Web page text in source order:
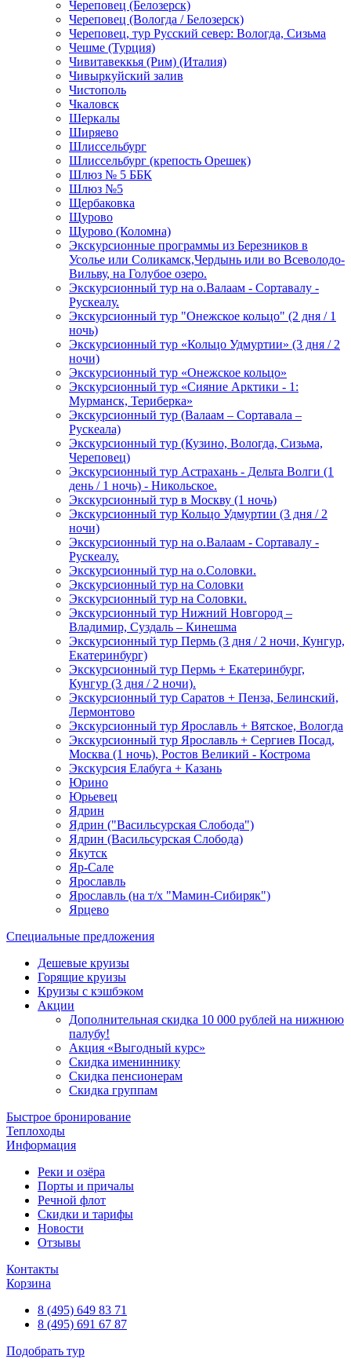
Череповец (Белозерск)
Череповец (Вологда / Белозерск)
Череповец, тур Русский север: Вологда, Сизьма
Чешме (Турция)
Чивитавеккья (Рим) (Италия)
Чивыркуйский залив
Чистополь
Чкаловск
Шеркалы
Ширяево
Шлиссельбург
Шлиссельбург (крепость Орешек)
Шлюз № 5 ББК
Шлюз №5
Щербаковка
Щурово
Щурово (Коломна)
Экскурсионные программы из Березников в
Усолье или Соликамск,Чердынь или во Всеволодо-
Вильву, на Голубое озеро.
Экскурсионный тур на о.Валаам - Сортавалу -
Рускеалу.
Экскурсионный тур "Онежское кольцо" (2 дня / 1
ночь)
Экскурсионный тур «Кольцо Удмуртии» (3 дня / 2
ночи)
Экскурсионный тур «Онежское кольцо»
Экскурсионный тур «Сияние Арктики - 1:
Мурманск, Териберка»
Экскурсионный тур (Валаам – Сортавала –
Рускеала)
Экскурсионный тур (Кузино, Вологда, Сизьма,
Череповец)
Экскурсионный тур Астрахань - Дельта Волги (1
день / 1 ночь) - Никольское.
Экскурсионный тур в Москву (1 ночь)
Экскурсионный тур Кольцо Удмуртии (3 дня / 2
ночи)
Экскурсионный тур на о.Валаам - Сортавалу -
Рускеалу.
Экскурсионный тур на о.Соловки.
Экскурсионный тур на Соловки
Экскурсионный тур на Соловки.
Экскурсионный тур Нижний Новгород –
Владимир, Суздаль – Кинешма
Экскурсионный тур Пермь (3 дня / 2 ночи, Кунгур,
Екатеринбург)
Экскурсионный тур Пермь + Екатеринбург,
Кунгур (3 дня / 2 ночи).
Экскурсионный тур Саратов + Пенза, Белинский,
Лермонтово
Экскурсионный тур Ярославль + Вятское, Вологда
Экскурсионный тур Ярославль + Сергиев Посад,
Москва (1 ночь), Ростов Великий - Кострома
Экскурсия Елабуга + Казань
Юрино
Юрьевец
Ядрин
Ядрин ("Васильсурская Слобода")
Ядрин (Васильсурская Слобода)
Якутск
Яр-Сале
Ярославль
Ярославль (на т/х "Мамин-Сибиряк")
Ярцево
Специальные предложения
Дешевые круизы
Горящие круизы
Круизы с кэшбэком
Акции
Дополнительная скидка 10 000 рублей на нижнюю
палубу!
Акция «Выгодный курс»
Скидка имениннику
Скидка пенсионерам
Скидка группам
Быстрое бронирование
Теплоходы
Информация
Реки и озёра
Порты и причалы
Речной флот
Скидки и тарифы
Новости
Отзывы
Контакты
Корзина
8 (495) 649 83 71
8 (495) 691 67 87
Подобрать тур